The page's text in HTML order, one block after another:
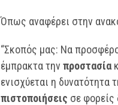
Όπως αναφέρει στην
“Σκοπός μας: Να
έμπρακτα την προστασία
ενισχύεται η δυνατότητα
πιστοποιήσεις σε φορείς